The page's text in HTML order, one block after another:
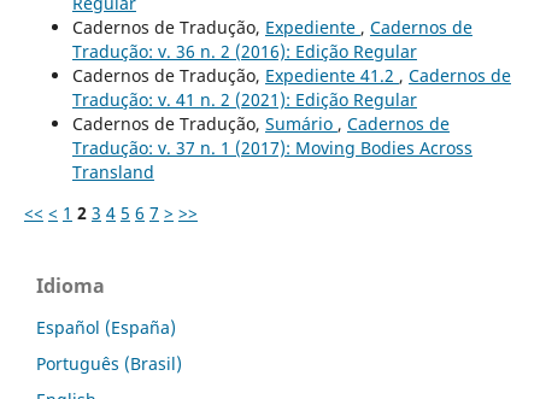
Cadernos de Tradução, Expediente , Cadernos de
Tradução: v. 36 n. 2 (2016): Edição Regular
Cadernos de Tradução, Expediente 41.2 , Cadernos de
Tradução: v. 41 n. 2 (2021): Edição Regular
Cadernos de Tradução, Sumário , Cadernos de
Tradução: v. 37 n. 1 (2017): Moving Bodies Across
Transland
<< < 1 2 3 4 5 6 7 > >>
Idioma
Español (España)
Português (Brasil)